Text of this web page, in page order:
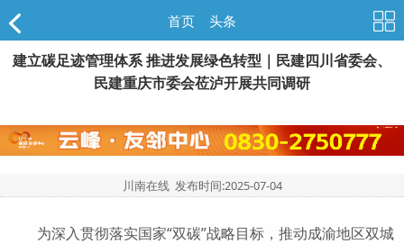
首页 头条
建立碳足迹管理体系 推进发展绿色转型｜民建四川省委会、
民建重庆市委会莅泸开展共同调研
川南在线 发布时间:2025-07-04
为深入贯彻落实国家“双碳”战略目标，推动成渝地区双城